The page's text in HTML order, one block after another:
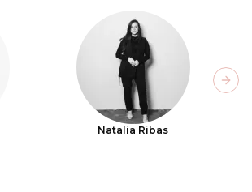
Natalia Ribas